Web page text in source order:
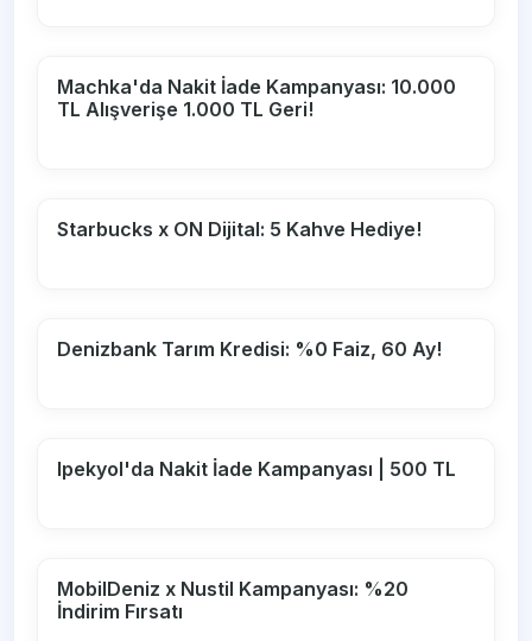
Machka'da Nakit İade Kampanyası: 10.000
TL Alışverişe 1.000 TL Geri!
Starbucks x ON Dijital: 5 Kahve Hediye!
Denizbank Tarım Kredisi: %0 Faiz, 60 Ay!
Ipekyol'da Nakit İade Kampanyası | 500 TL
MobilDeniz x Nustil Kampanyası: %20
İndirim Fırsatı